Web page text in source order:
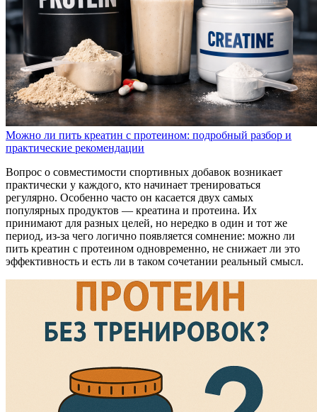
Можно ли пить креатин с протеином: подробный разбор и
практические рекомендации
Вопрос о совместимости спортивных добавок возникает
практически у каждого, кто начинает тренироваться
регулярно. Особенно часто он касается двух самых
популярных продуктов — креатина и протеина. Их
принимают для разных целей, но нередко в один и тот же
период, из-за чего логично появляется сомнение: можно ли
пить креатин с протеином одновременно, не снижает ли это
эффективность и есть ли в таком сочетании реальный смысл.